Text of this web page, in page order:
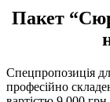
Пакет
Спецпропозиція
професійно